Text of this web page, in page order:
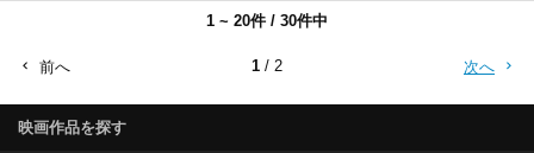
1 ~ 20件 / 30件中
前へ 1 / 2 次へ
映画作品を探す